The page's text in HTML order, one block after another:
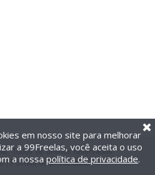
Todos os direitos reservados.
| Política de privacidade
em nosso site para melhorar
a 99Freelas, você aceita o uso
a nossa política de privacidade.